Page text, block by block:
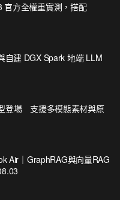
官方全權重實測，搭配
自建 DGX Spark 地端 LLM
登場 支援多模態素材與原
Air｜GraphRAG與向量RAG